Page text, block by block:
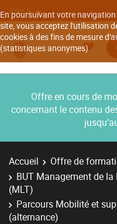
En poursuivant votre
site, vous acceptez l'utilisation
cookies à des fins de mesure
(statistiques anonymes).
Aller à
Offre en cours de
concernant le contenu
Accueil Offre de
BUT Management de
(MLT)
Parcours Mobilité et
(alternance)